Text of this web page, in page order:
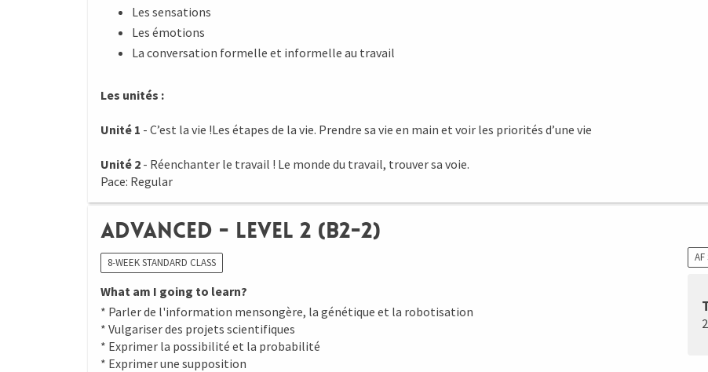
Les sensations
Les émotions
La conversation formelle et informelle au travail
Les unités :
Unité 1 - C’est la vie !Les étapes de la vie. Prendre sa vie en main et voir les priorités d’une vie
Unité 2 - Réenchanter le travail ! Le monde du travail, trouver sa voie.
Pace: Regular
Advanced - Level 2 (B2-2)
8-WEEK STANDARD CLASS
What am I going to learn?
* Parler de l'information mensongère, la génétique et la robotisation
* Vulgariser des projets scientifiques
* Exprimer la possibilité et la probabilité
* Exprimer une supposition
AF